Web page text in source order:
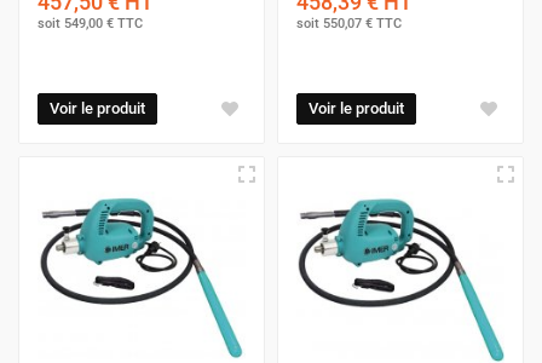
soit 549,00 € TTC
Voir le produit
soit 550,07 € TTC
Voir le produit